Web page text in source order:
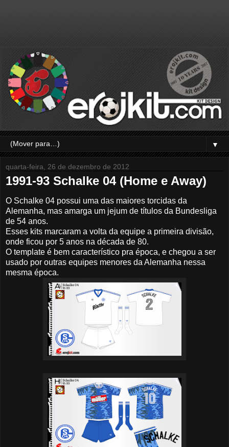
▼
quarta-feira, 26 de dezembro de 2012
1991-93 Schalke 04 (Home e Away)
O Schalke 04 possui uma das maiores torcidas da
Alemanha, mas amarga um jejum de títulos da Bundesliga
de 54 anos.
Esses kits marcaram a volta da equipe a primeira divisão,
onde ficou por 5 anos na década de 80.
O template é bem característico pra época, e chegou a ser
usado por outras equipes menores da Alemanha nessa
mesma época.